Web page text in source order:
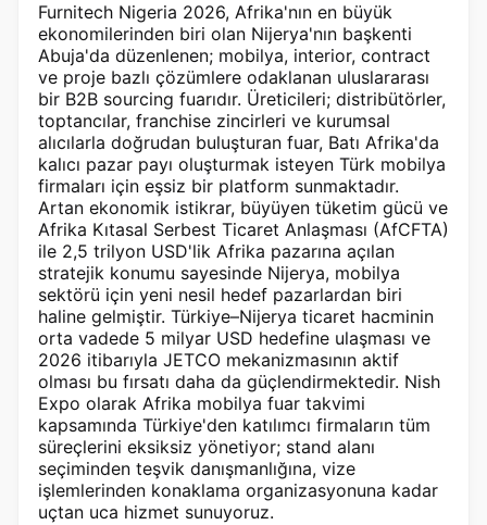
Furnitech Nigeria 2026, Afrika'nın en büyük
ekonomilerinden biri olan Nijerya'nın başkenti
Abuja'da düzenlenen; mobilya, interior, contract
ve proje bazlı çözümlere odaklanan uluslararası
bir B2B sourcing fuarıdır. Üreticileri; distribütörler,
toptancılar, franchise zincirleri ve kurumsal
alıcılarla doğrudan buluşturan fuar, Batı Afrika'da
kalıcı pazar payı oluşturmak isteyen Türk mobilya
firmaları için eşsiz bir platform sunmaktadır.
Artan ekonomik istikrar, büyüyen tüketim gücü ve
Afrika Kıtasal Serbest Ticaret Anlaşması (AfCFTA)
ile 2,5 trilyon USD'lik Afrika pazarına açılan
stratejik konumu sayesinde Nijerya, mobilya
sektörü için yeni nesil hedef pazarlardan biri
haline gelmiştir. Türkiye–Nijerya ticaret hacminin
orta vadede 5 milyar USD hedefine ulaşması ve
2026 itibarıyla JETCO mekanizmasının aktif
olması bu fırsatı daha da güçlendirmektedir. Nish
Expo olarak Afrika mobilya fuar takvimi
kapsamında Türkiye'den katılımcı firmaların tüm
süreçlerini eksiksiz yönetiyor; stand alanı
seçiminden teşvik danışmanlığına, vize
işlemlerinden konaklama organizasyonuna kadar
uçtan uca hizmet sunuyoruz.